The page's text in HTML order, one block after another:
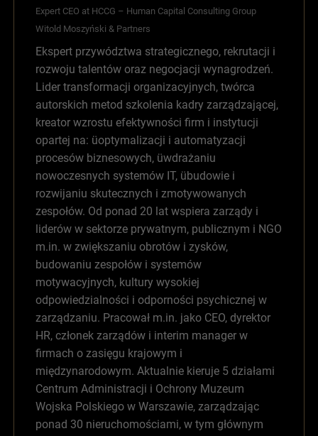
Expert CEO at HCCG – Human Capital Consulting Group
Witold Moszyński & Partners
Ekspert przywództwa strategicznego, rekrutacji i
rozwoju talentów oraz negocjacji wynagrodzeń.
Lider transformacji organizacyjnych, twórca
autorskich metod szkolenia kadry zarządzającej,
kreator wzrostu efektywności firm i instytucji
opartej na: üoptymalizacji i automatyzacji
procesów biznesowych, üwdrażaniu
nowoczesnych systemów IT, übudowie i
rozwijaniu skutecznych i zmotywowanych
zespołów. Od ponad 20 lat wspiera zarządy i
liderów w sektorze prywatnym, publicznym i NGO
m.in. w zwiększaniu obrotów i zysków,
budowaniu zespołów i systemów
motywacyjnych, kultury wysokiej
odpowiedzialności i odporności psychicznej w
zarządzaniu. Pracował m.in. jako CEO, dyrektor
HR, członek zarządów i interim manager w
firmach o zasięgu krajowym i
międzynarodowym. Aktualnie kieruje 5 działami
Centrum Administracji i Ochrony Muzeum
Wojska Polskiego w Warszawie, zarządzając
ponad 30 nieruchomościami, w tym głównym